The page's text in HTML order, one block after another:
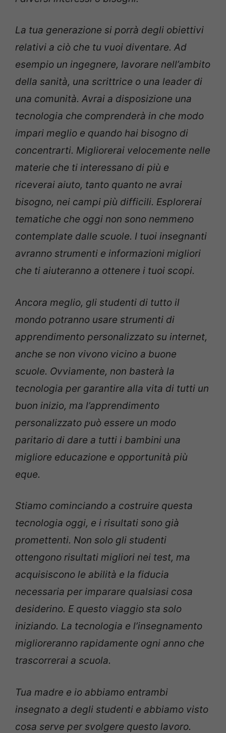
La tua generazione si porrà degli obiettivi
relativi a ciò che tu vuoi diventare. Ad
esempio un ingegnere, lavorare nell’ambito
della sanità, una scrittrice o una leader di
una comunità. Avrai a disposizione una
tecnologia che comprenderà in che modo
impari meglio e quando hai bisogno di
concentrarti. Migliorerai velocemente nelle
materie che ti interessano di più e
riceverai aiuto, tanto quanto ne avrai
bisogno, nei campi più difficili. Esplorerai
tematiche che oggi non sono nemmeno
contemplate dalle scuole. I tuoi insegnanti
avranno strumenti e informazioni migliori
che ti aiuteranno a ottenere i tuoi scopi.
Ancora meglio, gli studenti di tutto il
mondo potranno usare strumenti di
apprendimento personalizzato su internet,
anche se non vivono vicino a buone
scuole. Ovviamente, non basterà la
tecnologia per garantire alla vita di tutti un
buon inizio, ma l’apprendimento
personalizzato può essere un modo
paritario di dare a tutti i bambini una
migliore educazione e opportunità più
eque.
Stiamo cominciando a costruire questa
tecnologia oggi, e i risultati sono già
promettenti. Non solo gli studenti
ottengono risultati migliori nei test, ma
acquisiscono le abilità e la fiducia
necessaria per imparare qualsiasi cosa
desiderino. E questo viaggio sta solo
iniziando. La tecnologia e l’insegnamento
miglioreranno rapidamente ogni anno che
trascorrerai a scuola.
Tua madre e io abbiamo entrambi
insegnato a degli studenti e abbiamo visto
cosa serve per svolgere questo lavoro.